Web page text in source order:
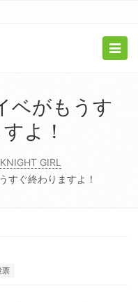
ベがもうす
よ！
GIRL
すぐ終わりますよ！
票